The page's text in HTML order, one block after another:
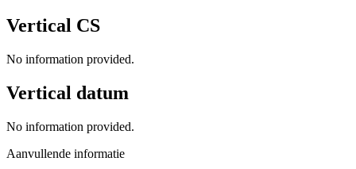
Vertical CS
No information provided.
Vertical datum
No information provided.
Aanvullende informatie